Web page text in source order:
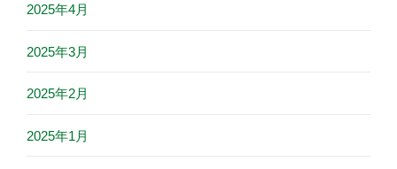
2025年4月
2025年3月
2025年2月
2025年1月